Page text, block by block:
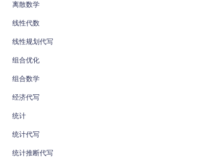
离散数学
线性代数
线性规划代写
组合优化
组合数学
经济代写
统计
统计代写
统计推断代写